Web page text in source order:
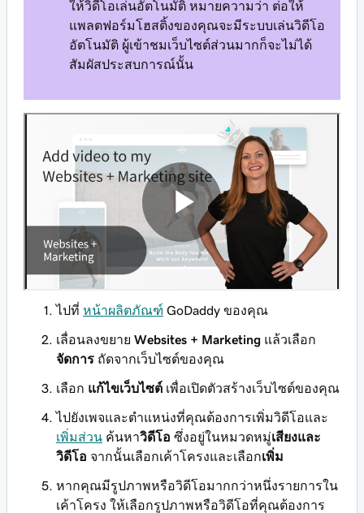
ให้วิดีโอเล่นอัตโนมัติ หมายความว่า ต่อให้
แพลตฟอร์มโฮสติ้งของคุณจะมีระบบเล่นวิดีโอ
อัตโนมัติ ผู้เข้าชมเว็บไซต์ส่วนมากก็จะไม่ได้
สัมผัสประสบการณ์นั้น
ไปที่ หน้าผลิตภัณฑ์ GoDaddy ของคุณ
เลื่อนลงขยาย Websites + Marketing แล้วเลือก
จัดการ ถัดจากเว็บไซต์ของคุณ
เลือก แก้ไขเว็บไซต์ เพื่อเปิดตัวสร้างเว็บไซต์ของคุณ
ไปยังเพจและตำแหน่งที่คุณต้องการเพิ่มวิดีโอและ
เพิ่มส่วน ค้นหาวิดีโอ ซึ่งอยู่ในหมวดหมู่เสียงและ
วิดีโอ จากนั้นเลือกเค้าโครงและเลือกเพิ่ม
หากคุณมีรูปภาพหรือวิดีโอมากกว่าหนึ่งรายการใน
เค้าโครง ให้เลือกรูปภาพหรือวิดีโอที่คุณต้องการ